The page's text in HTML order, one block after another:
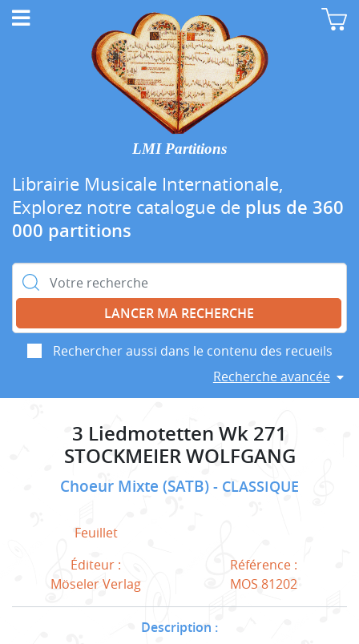
LMI Partitions
Librairie Musicale Internationale,
Explorez notre catalogue de plus de 360
000 partitions
Rechercher :
Rechercher aussi dans le contenu des recueils
Recherche avancée
3 Liedmotetten Wk 271
STOCKMEIER WOLFGANG
Choeur Mixte (SATB) CLASSIQUE
Feuillet
Éditeur :
Möseler Verlag
Référence :
MOS 81202
Description :